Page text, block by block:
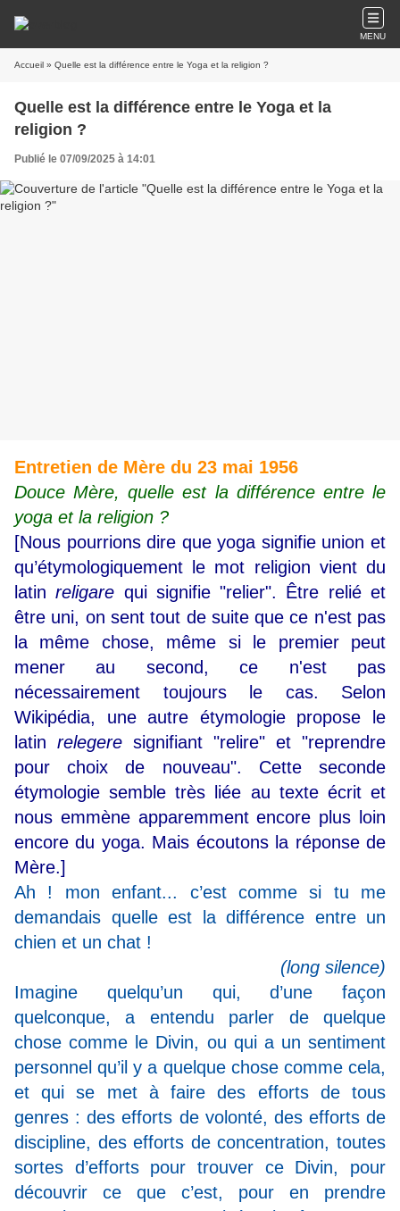
MENU
Accueil » Quelle est la différence entre le Yoga et la religion ?
Quelle est la différence entre le Yoga et la
religion ?
Publié le 07/09/2025 à 14:01
Entretien de Mère du 23 mai 1956
Douce Mère, quelle est la différence entre le
yoga et la religion ?
[Nous pourrions dire que yoga signifie union et
qu’étymologiquement le mot religion vient du
latinreligare qui signifie "relier". Être relié et
être uni, on sent tout de suite que ce n'est pas
la même chose, même si le premier peut
mener au second, ce n'est pas
nécessairement toujours le cas. Selon
Wikipédia, une autre étymologie propose le
latin relegere signifiant "relire" et "reprendre
pour choix de nouveau". Cette seconde
étymologie semble très liée au texte écrit et
nous emmène apparemment encore plus loin
encore du yoga. Mais écoutons la réponse de
Mère.]
Ah ! mon enfant... c’est comme si tu me
demandais quelle est la différence entre un
chien et un chat !
(long silence)
Imagine quelqu’un qui, d’une façon
quelconque, a entendu parler de quelque
chose comme le Divin, ou qui a un sentiment
personnel qu’il y a quelque chose comme cela,
et qui se met à faire des efforts de tous
genres : des efforts de volonté, des efforts de
discipline, des efforts de concentration, toutes
sortes d’efforts pour trouver ce Divin, pour
découvrir ce que c’est, pour en prendre